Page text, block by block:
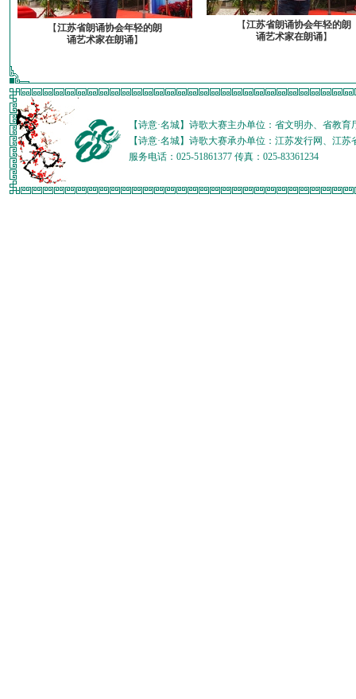
【江苏省朗诵协会年轻的朗
诵艺术家在朗诵】
【江苏省朗诵协会年轻的朗
诵艺术家在朗诵】
【诗意·名城】诗歌大赛主办单位：省文明办、省教
【诗意·名城】诗歌大赛承办单位：江苏发行网、江
服务电话：025-51861377 传真：025-83361234